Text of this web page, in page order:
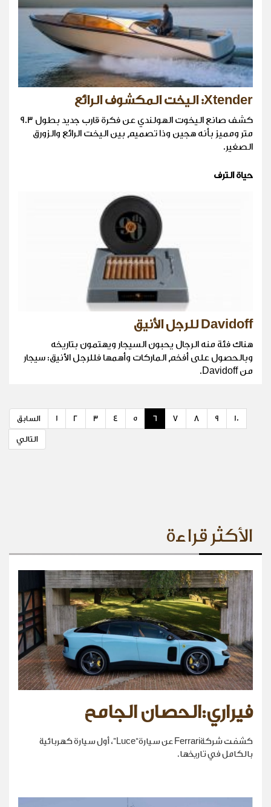
Xtender: اليخت المكشوف الرائع
كشف صانع اليخوت الهولندي عن فكرة قارب جديد بطول 9.3
متر ومميز بأنه هجين وذا تصميم بين اليخت الرائع والزورق
الصغير.
حياة الترف
Davidoff للرجل الأنيق
هناك فئة منه الرجال يحبون السيجار ويهتمون بتاريخه
وبالحصول على أفخم الماركات وأهمها فللرجل الأنيق: سيجار
من Davidoff.
السابق 1 2 3 4 5 6 7 8 9 10
التالي
الأكثر قراءة
فيراري:الحصان الجامح
كشفت شركةFerrari عن سيارة“Luce”، أول سيارة كهربائية
بالكامل في تاريخها.